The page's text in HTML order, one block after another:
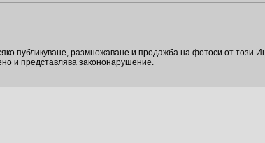
публикуване, размножаване и продажба на фотоси от този
и представлява закононарушение.